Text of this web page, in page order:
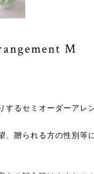
M
するセミオーダーアレ
、贈られる方の性別等